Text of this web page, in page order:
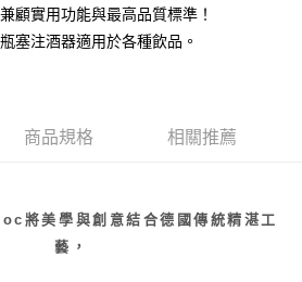
往確認交易或遇審核未通過，訂單將自動取
狀況，表示未達大哥付你分期系統評分，恕無
可選擇「超商條碼／台灣大直營門市／銀行轉
」等通路繳費。
購買商品或服務，並由商店將買賣／分期付款
依約使用本公司帳單繳交帳款。
需綁卡、不需儲值。
訊認證，即可結帳。
認金額後，即可完成結帳。
到繳費通知簡訊。
不需立刻繳費，但若您需要取消訂單，請聯絡
以上)免運費
顧實用功能與最高品質標準！
塞注酒器適用於各種飲品。
商品規格 相關推薦
將美學與創意結合德國傳統精湛工
藝，